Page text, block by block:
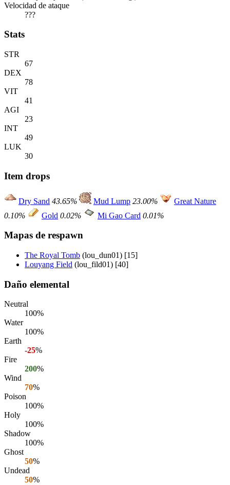
Velocidad de ataque
???
Stats
STR
67
DEX
78
VIT
41
AGI
23
INT
49
LUK
30
Item drops
Dry Sand 43.65% Mud Lump 23.00%
Great Nature
0.10%
Gold 0.02% Mi Gao Card 0.01%
Mapas de respawn
The Royal Tomb (lou_dun01) [15]
Louyang Field (lou_fild01) [40]
Daño elemental
Neutral
100%
Water
100%
Earth
-25%
Fire
200%
Wind
70%
Poison
100%
Holy
100%
Shadow
100%
Ghost
50%
Undead
50%